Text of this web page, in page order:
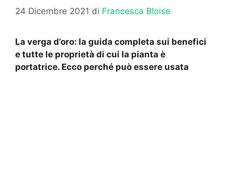
24 Dicembre 2021 di Francesca Bloise
La verga d’oro: la guida completa sui benefici
e tutte le proprietà di cui la pianta è
portatrice. Ecco perché può essere usata